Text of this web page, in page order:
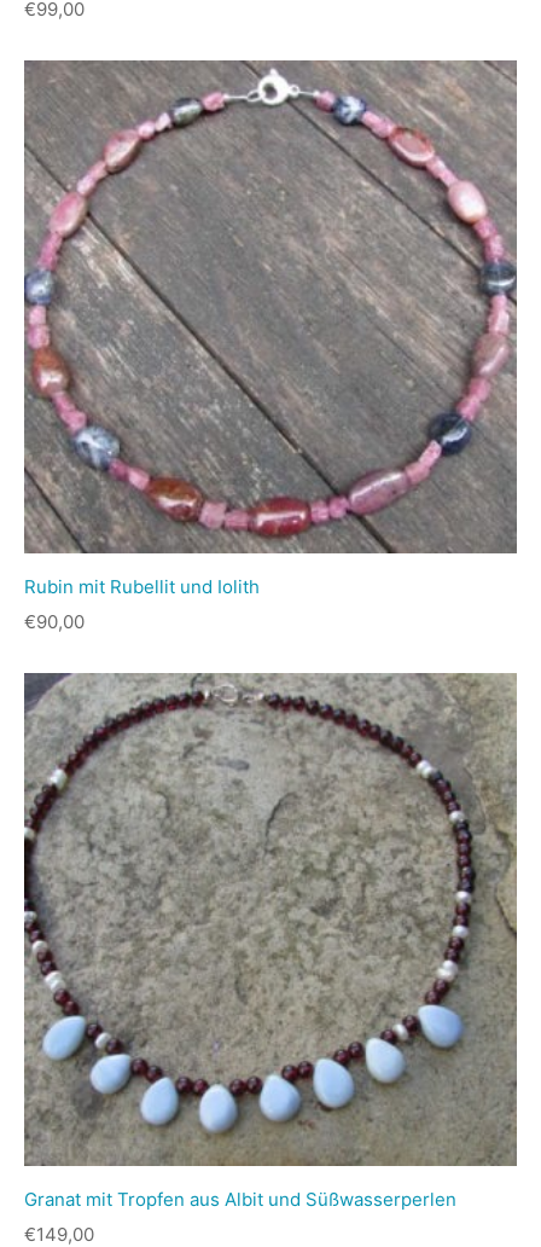
€99,00
Rubin mit Rubellit und Iolith
€90,00
Granat mit Tropfen aus Albit und Süßwasserperlen
€149,00